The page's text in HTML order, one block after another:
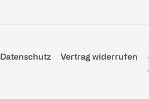
Datenschutz Vertrag widerrufen